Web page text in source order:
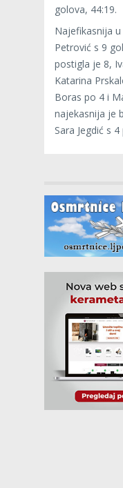
golova, 44:19.
Najefikasnija
Petrović s 9
postigla je 8,
Katarina
Boras po 4 i
najekasnija je
Sara Jegdić s